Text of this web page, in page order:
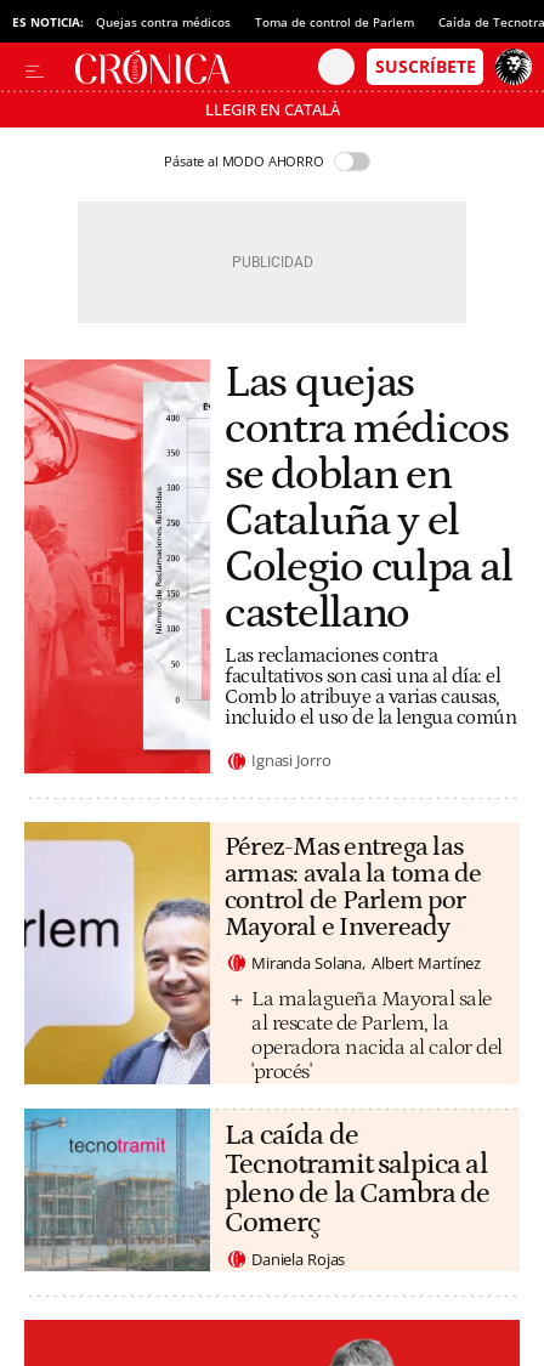
ES NOTICIA: Quejas contra médicos Toma de control de Parlem Caída de
LLEGIR EN CATALÀ
Pásate al MODO AHORRO
Las quejas
contra médicos
se doblan en
Cataluña y el
Colegio culpa al
castellano
Las reclamaciones contra
facultativos son casi una al día: el
Comb lo atribuye a varias causas,
incluido el uso de la lengua común
Ignasi Jorro
Pérez-Mas entrega las
armas: avala la toma de
control de Parlem por
Mayoral e Inveready
Miranda Solana Albert Martínez
La malagueña Mayoral sale
al rescate de Parlem, la
operadora nacida al calor del
'procés'
La caída de
Tecnotramit salpica al
pleno de la Cambra de
Comerç
Daniela Rojas